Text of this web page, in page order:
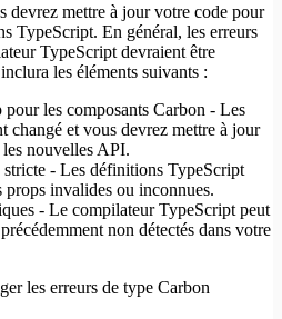
devrez mettre à jour votre code pour
TypeScript. En général, les erreurs
TypeScript devraient être
les éléments suivants :
les composants Carbon - Les
changé et vous devrez mettre à jour
nouvelles API.
- Les définitions TypeScript
props invalides ou inconnues.
- Le compilateur TypeScript peut
non détectés dans votre
les erreurs de type Carbon